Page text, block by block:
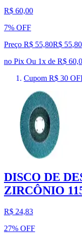
R$ 60,00
7% OFF
Preço R$ 55,80R$ 55,80
no Pix Ou 1x de R$
Cupom R$ 30
DISCO DE
ZIRCÔNIO
R$ 24,83
27% OFF